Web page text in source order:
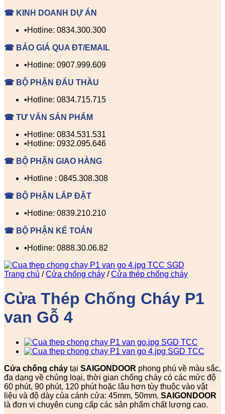
☎ KINH DOANH DỰ ÁN
▪️Hotline: 0834.300.300
☎ BÁO GIÁ QUA ĐT/EMAIL
▪️Hotline: 0907.999.609
☎ BỘ PHẬN ĐẤU THẦU
▪️Hotline: 0834.715.715
☎ TƯ VẤN SẢN PHẨM
▪️Hotline: 0834.531.531
▪️Hotline: 0932.095.646
☎ BỘ PHẬN GIAO HÀNG
▪️Hotline : 0845.308.308
☎ BỘ PHẬN LẮP ĐẶT
▪️Hotline: 0839.210.210
☎ BỘ PHẬN KẾ TOÁN
▪️Hotline: 0888.30.06.82
Trang chủ / Cửa chống cháy / Cửa thép chống cháy
Cửa Thép Chống Cháy P1
van Gỗ 4
Cửa chống cháy tại SAIGONDOOR phong phú về màu sắc,
đa dạng về chủng loại, thời gian chống cháy có các mức độ
60 phút, 90 phút, 120 phút hoặc lâu hơn tùy thuộc vào vật
liệu và độ dày của cánh cửa: 45mm, 50mm. SAIGONDOOR
là đơn vị chuyên cung cấp các sản phẩm chất lượng cao.